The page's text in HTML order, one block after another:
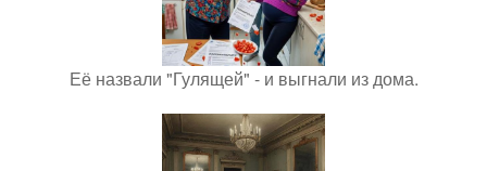
Её назвали "Гулящей" - и выгнали из дома.